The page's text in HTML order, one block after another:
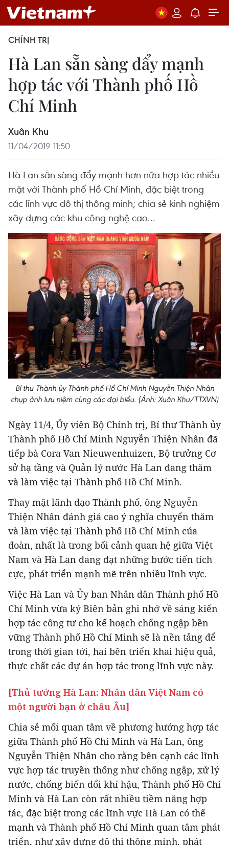
CHÍNH TRỊ
Hà Lan sẵn sàng đẩy mạnh
hợp tác với Thành phố Hồ
Chí Minh
Xuân Khu
11/04/2019 11:50
Hà Lan sẵn sàng đẩy mạnh hơn nữa hợp tác nhiều
mặt với Thành phố Hồ Chí Minh, đặc biệt trong
các lĩnh vực đô thị thông minh; chia sẻ kinh nghiệm
xây dựng các khu công nghệ cao...
Bí thư Thành ủy Thành phố Hồ Chí Minh Nguyễn Thiện Nhân
chụp ảnh lưu niệm cùng các đại biểu. (Ảnh: Xuân Khu/TTXVN)
Ngày 11/4, Ủy viên Bộ Chính trị, Bí thư Thành ủy
Thành phố Hồ Chí Minh Nguyễn Thiện Nhân đã
tiếp bà Cora Van Nieuwenhuizen, Bộ trưởng Cơ
sở hạ tầng và Quản lý nước Hà Lan đang thăm
và làm việc tại Thành phố Hồ Chí Minh.
Thay mặt lãnh đạo Thành phố, ông Nguyễn
Thiện Nhân đánh giá cao ý nghĩa chuyến thăm
và làm việc tại Thành phố Hồ Chí Minh của
đoàn, nhất là trong bối cảnh quan hệ giữa Việt
Nam và Hà Lan đang đạt những bước tiến tích
cực, phát triển mạnh mẽ trên nhiều lĩnh vực.
Việc Hà Lan và Ủy ban Nhân dân Thành phố Hồ
Chí Minh vừa ký Biên bản ghi nhớ về sáng kiến
hợp tác công tư cho kế hoạch chống ngập bền
vững Thành phố Hồ Chí Minh sẽ là nền tảng để
trong thời gian tới, hai bên triển khai hiệu quả,
thực chất các dự án hợp tác trong lĩnh vực này.
[Thủ tướng Hà Lan: Nhân dân Việt Nam có
một người bạn ở châu Âu]
Chia sẻ mối quan tâm về phương hướng hợp tác
giữa Thành phố Hồ Chí Minh và Hà Lan, ông
Nguyễn Thiện Nhân cho rằng bên cạnh các lĩnh
vực hợp tác truyền thống như chống ngập, xử lý
nước, chống biến đổi khí hậu, Thành phố Hồ Chí
Minh và Hà Lan còn rất nhiều tiềm năng hợp
tác, đặc biệt trong các lĩnh vực Hà Lan có thế
mạnh và Thành phố Hồ Chí Minh quan tâm phát
triển, như xây dựng đô thị thông minh, phát